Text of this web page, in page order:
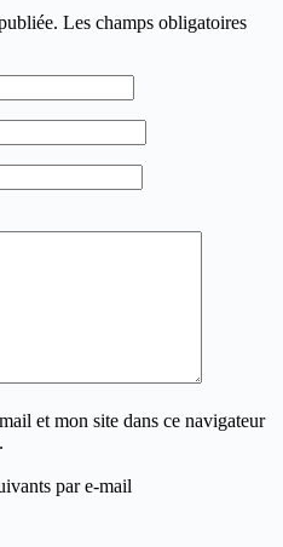
Les champs obligatoires
et mon site dans ce navigateur
par e-mail